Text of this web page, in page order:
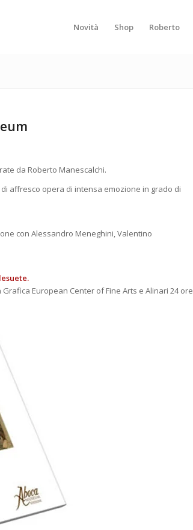
Novità Shop Roberto
da Roberto Manescalchi.
affresco opera di intensa emozione in grado di
con Alessandro Meneghini, Valentino
European Center of Fine Arts e Alinari 24 ore